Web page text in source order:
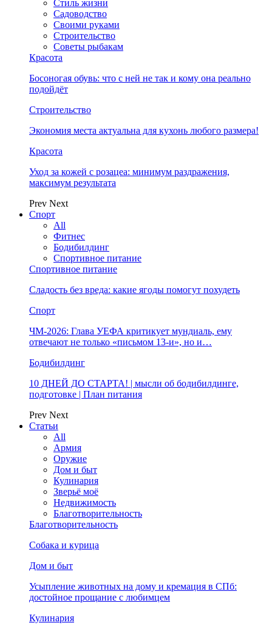
Стиль жизни
Садоводство
Своими руками
Строительство
Советы рыбакам
Красота
Босоногая обувь: что с ней не так и кому она реально
подойдёт
Строительство
Экономия места актуальна для кухонь любого размера!
Красота
Уход за кожей с розацеа: минимум раздражения,
максимум результата
Prev Next
Спорт
All
Фитнес
Бодибилдинг
Спортивное питание
Спортивное питание
Сладость без вреда: какие ягоды помогут похудеть
Спорт
ЧМ-2026: Глава УЕФА критикует мундиаль, ему
отвечают не только «письмом 13-и», но и…
Бодибилдинг
10 ДНЕЙ ДО СТАРТА! | мысли об бодибилдинге,
подготовке | План питания
Prev Next
Статьи
All
Армия
Оружие
Дом и быт
Кулинария
Зверьё моё
Недвижимость
Благотворительность
Благотворительность
Собака и курица
Дом и быт
Усыпление животных на дому и кремация в СПб:
достойное прощание с любимцем
Кулинария